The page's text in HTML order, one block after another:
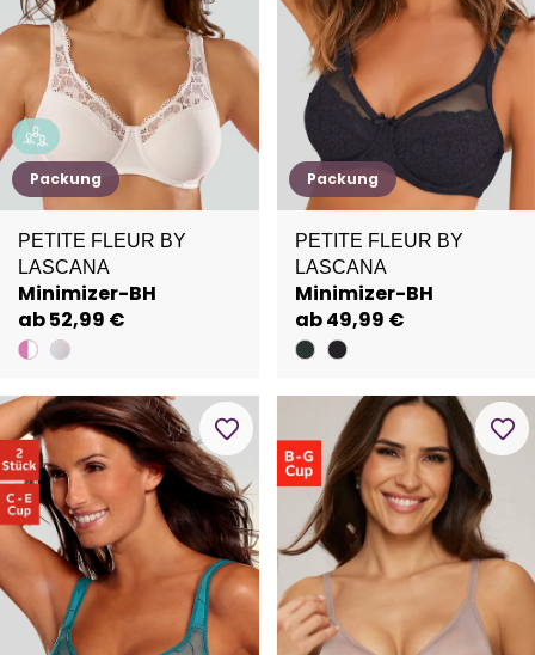
Packung
PETITE FLEUR BY
LASCANA
Minimizer-BH
ab 52,99 €
Packung
PETITE FLEUR BY
LASCANA
Minimizer-BH
ab 49,99 €